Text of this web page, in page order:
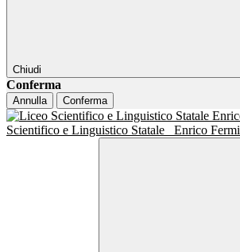
Chiudi
Conferma
Annulla Conferma
Scientifico e Linguistico Statale
Enrico Fermi